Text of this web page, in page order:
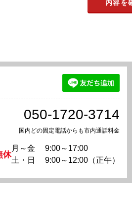
050-1720-3714
国内どの固定電話からも市内通話料金
休
月～金
9:00～17:00
土・日
9:00～12:00（正午）